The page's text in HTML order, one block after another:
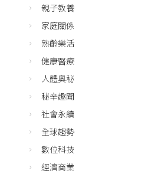
親子教養
家庭關係
熟齡樂活
健康醫療
人體奧秘
秘辛趣聞
社會永續
全球趨勢
數位科技
經濟商業